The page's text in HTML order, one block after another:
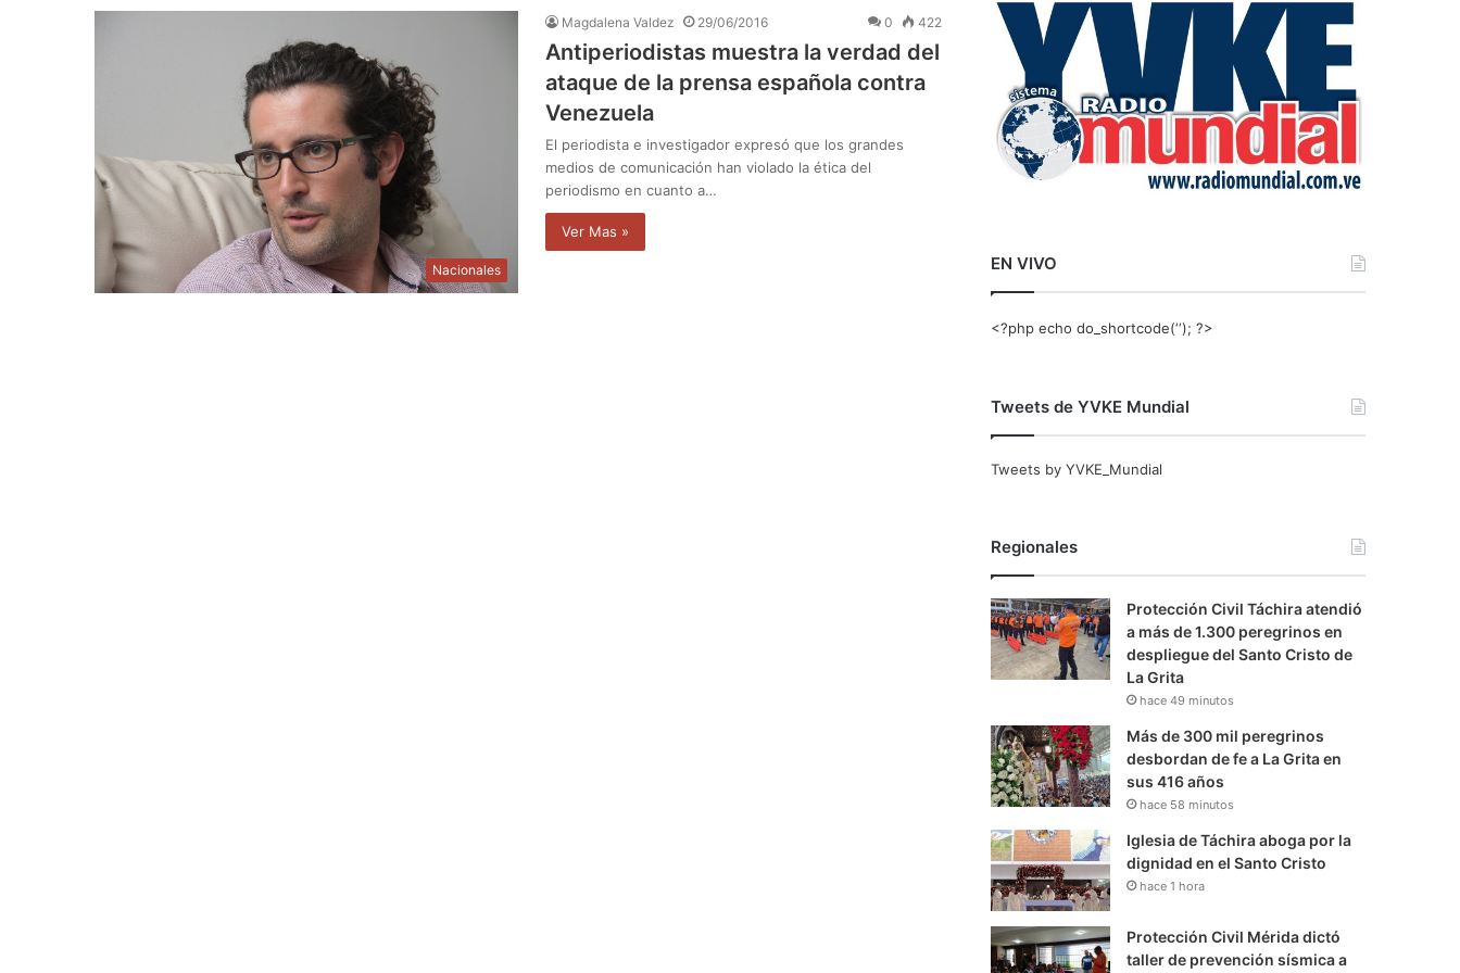
Nacionales
Magdalena Valdez 29/06/2016 0 422
Antiperiodistas muestra la verdad del
ataque de la prensa española contra
Venezuela
El periodista e investigador expresó que los grandes
medios de comunicación han violado la ética del
periodismo en cuanto a…
Ver Mas »
r
EN VIVO
<?php echo do_shortcode(‘‘); ?>
Tweets de YVKE Mundial
Tweets by YVKE_Mundial
Regionales
Protección Civil Táchira atendió
a más de 1.300 peregrinos en
despliegue del Santo Cristo de
La Grita
hace 49 minutos
Más de 300 mil peregrinos
desbordan de fe a La Grita en
sus 416 años
hace 58 minutos
Iglesia de Táchira aboga por la
dignidad en el Santo Cristo
hace 1 hora
Protección Civil Mérida dictó
taller de prevención sísmica a